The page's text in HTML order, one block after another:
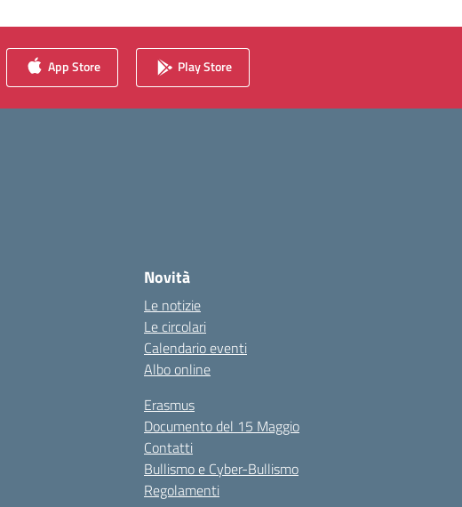
App Store Play Store
Novità
Le notizie
Le circolari
Calendario eventi
Albo online
Erasmus
Documento del 15 Maggio
Contatti
Bullismo e Cyber-Bullismo
Regolamenti